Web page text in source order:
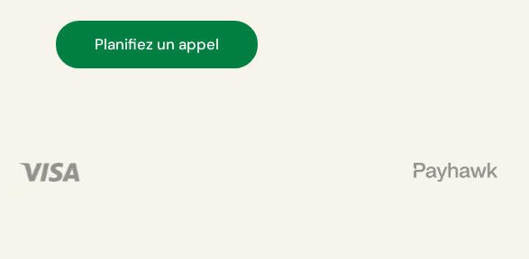
Planifiez un appel